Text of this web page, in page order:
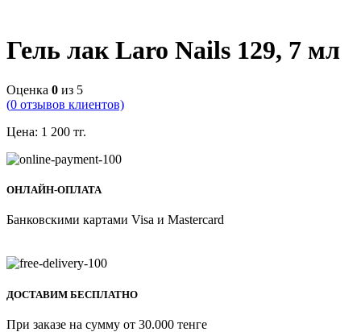
Гель лак Laro Nails 129, 7 мл
Оценка 0 из 5
(0 отзывов клиентов)
Цена: 1 200 тг.
ОНЛАЙН-ОПЛАТА
Банковскими картами Visa и Mastercard
ДОСТАВИМ БЕСПЛАТНО
При заказе на сумму от 30.000 тенге